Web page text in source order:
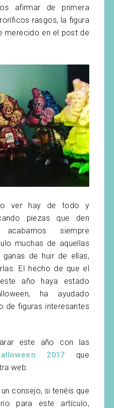
afirmar de primera
rasgos, la figura
merecido en el post de
ver hay de todo y
piezas que den
siempre
muchas de aquellas
de huir de ellas,
El hecho de que el
año haya estado
ha ayudado
de figuras interesantes
este año con las
2017 que
web.
consejo, si tenéis que
para este artículo,